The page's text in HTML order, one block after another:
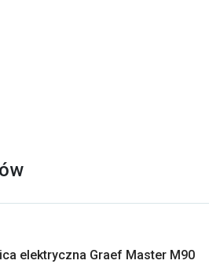
elektryczna Graef Master M90